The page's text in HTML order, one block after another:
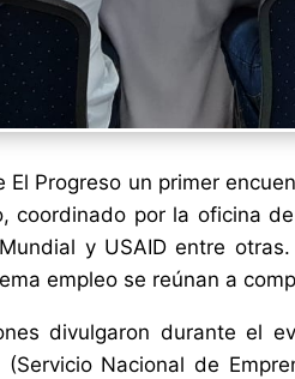
Progreso un primer
por la oficina
y USAID entre
empleo se reúnan a
divulgaron durante el
(Servicio Nacional de